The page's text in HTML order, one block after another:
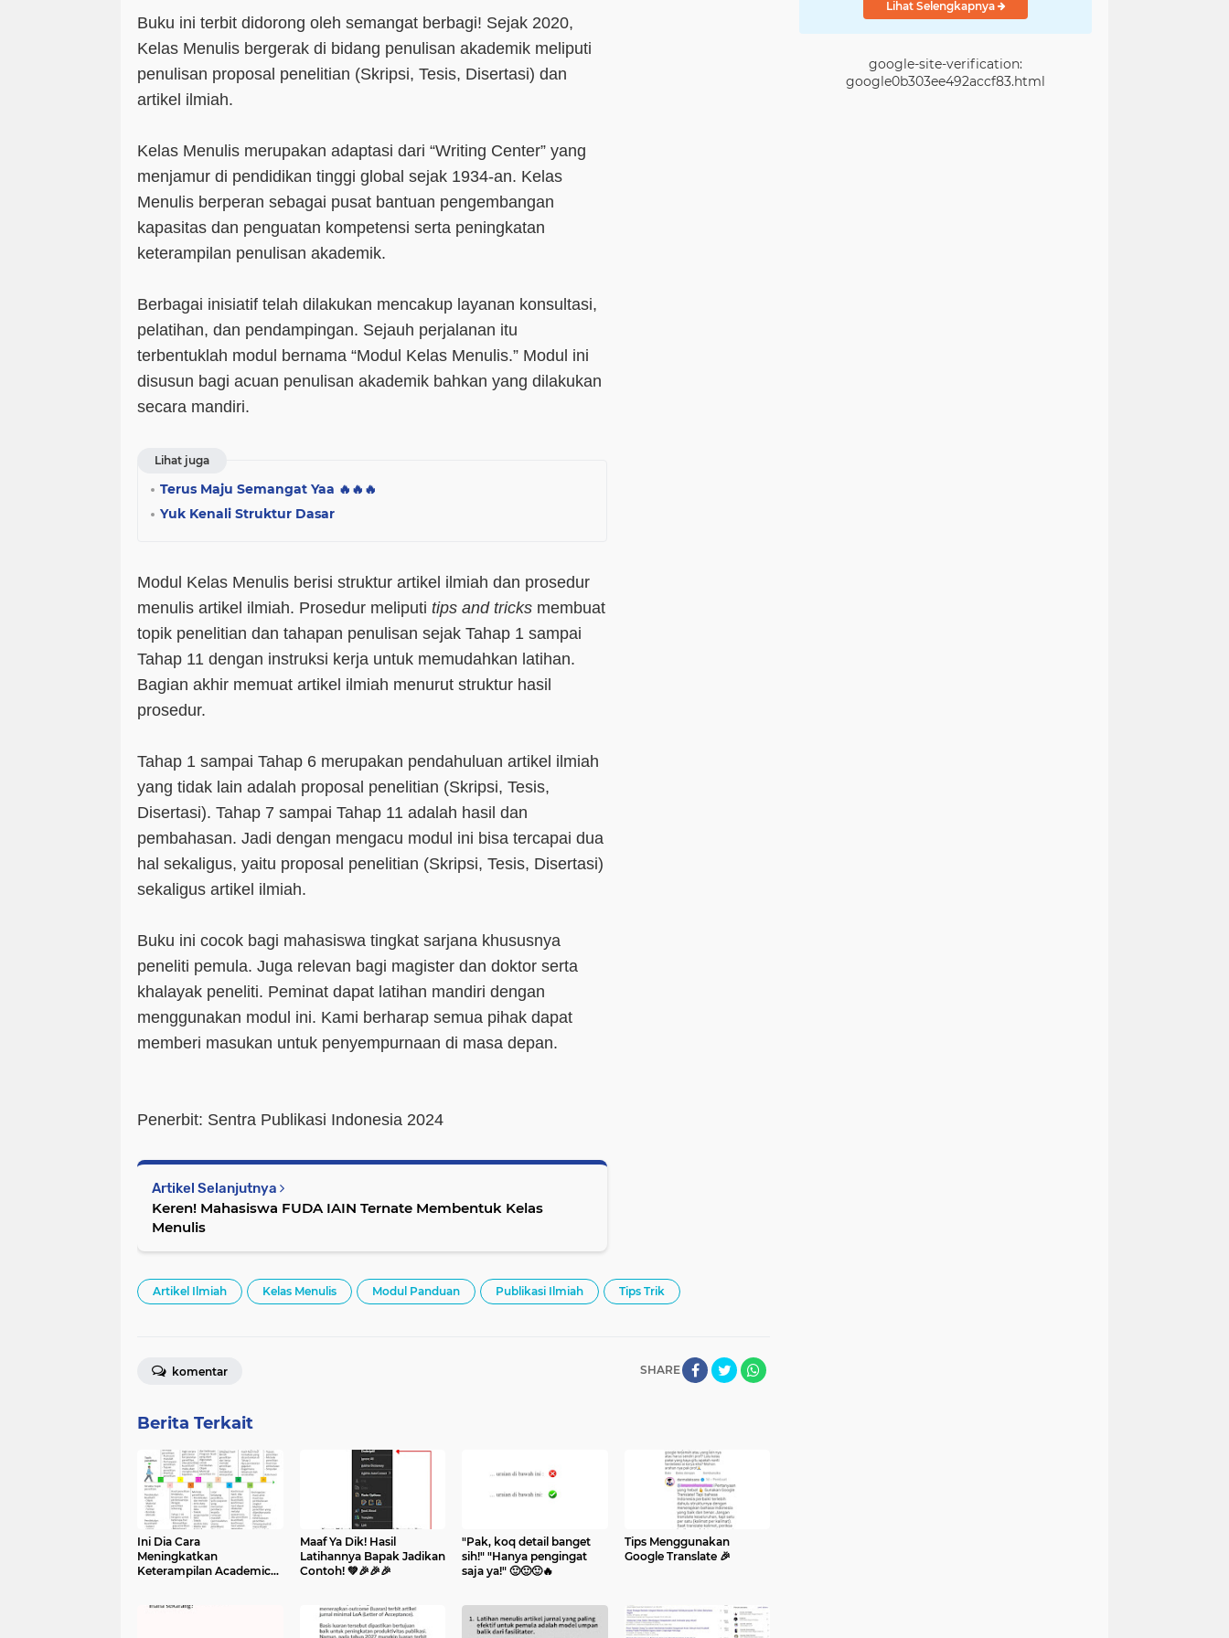
Buku ini terbit didorong oleh semangat berbagi! Sejak 2020,
Kelas Menulis bergerak di bidang penulisan akademik meliputi
penulisan proposal penelitian (Skripsi, Tesis, Disertasi) dan
artikel ilmiah.
Kelas Menulis merupakan adaptasi dari “Writing Center” yang
menjamur di pendidikan tinggi global sejak 1934-an. Kelas
Menulis berperan sebagai pusat bantuan pengembangan
kapasitas dan penguatan kompetensi serta peningkatan
keterampilan penulisan akademik.
Berbagai inisiatif telah dilakukan mencakup layanan konsultasi,
pelatihan, dan pendampingan. Sejauh perjalanan itu
terbentuklah modul bernama “Modul Kelas Menulis.” Modul ini
disusun bagi acuan penulisan akademik bahkan yang dilakukan
secara mandiri.
Lihat juga
Terus Maju Semangat Yaa 🔥🔥🔥
Yuk Kenali Struktur Dasar
Modul Kelas Menulis berisi struktur artikel ilmiah dan prosedur
menulis artikel ilmiah. Prosedur meliputi tips and tricks membuat
topik penelitian dan tahapan penulisan sejak Tahap 1 sampai
Tahap 11 dengan instruksi kerja untuk memudahkan latihan.
Bagian akhir memuat artikel ilmiah menurut struktur hasil
prosedur.
Tahap 1 sampai Tahap 6 merupakan pendahuluan artikel ilmiah
yang tidak lain adalah proposal penelitian (Skripsi, Tesis,
Disertasi). Tahap 7 sampai Tahap 11 adalah hasil dan
pembahasan. Jadi dengan mengacu modul ini bisa tercapai dua
hal sekaligus, yaitu proposal penelitian (Skripsi, Tesis, Disertasi)
sekaligus artikel ilmiah.
Buku ini cocok bagi mahasiswa tingkat sarjana khususnya
peneliti pemula. Juga relevan bagi magister dan doktor serta
khalayak peneliti. Peminat dapat latihan mandiri dengan
menggunakan modul ini. Kami berharap semua pihak dapat
memberi masukan untuk penyempurnaan di masa depan.
Penerbit: Sentra Publikasi Indonesia 2024
Artikel Selanjutnya
Keren! Mahasiswa FUDA IAIN Ternate Membentuk Kelas
Menulis
Artikel Ilmiah Kelas Menulis Modul Panduan Publikasi Ilmiah Tips Trik
SHARE
komentar
Berita Terkait
Ini Dia Cara
Meningkatkan
Keterampilan Academic
Maaf Ya Dik! Hasil
Latihannya Bapak Jadikan
Contoh! 💚🎉🎉🎉
"Pak, koq detail banget
sih!" "Hanya pengingat
saja ya!" 🙂🙂🙂🔥
Tips Menggunakan
Google Translate 🎉
Lihat Selengkapnya
google-site-verification:
google0b303ee492accf83.html